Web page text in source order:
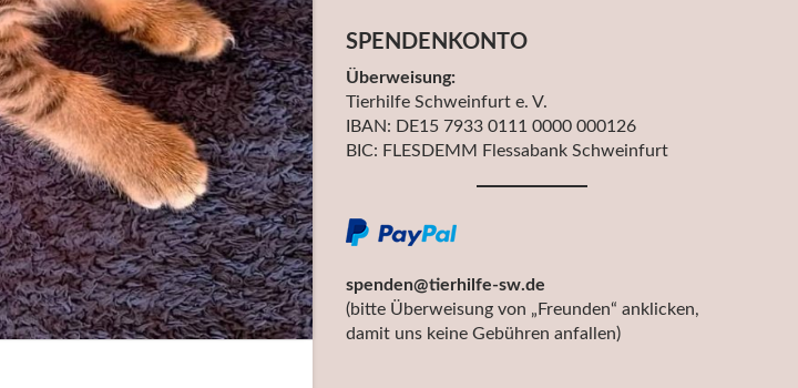
SPENDENKONTO
Überweisung:
Tierhilfe Schweinfurt e. V.
IBAN: DE15 7933 0111 0000 000126
BIC: FLESDEMM Flessabank Schweinfurt
spenden@tierhilfe-sw.de
(bitte Überweisung von „Freunden“ anklicken,
damit uns keine Gebühren anfallen)